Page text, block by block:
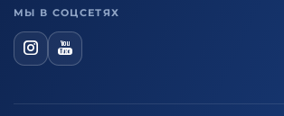
МЫ В СОЦСЕТЯХ